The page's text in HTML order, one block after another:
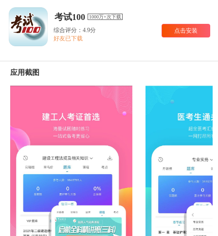
考试100 1000万+次下载
综合评分：4.9分
好友已下载
点击安装
应用截图